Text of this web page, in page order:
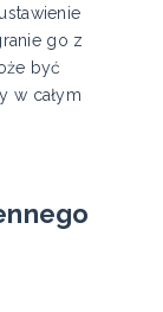
go z
być
w całym